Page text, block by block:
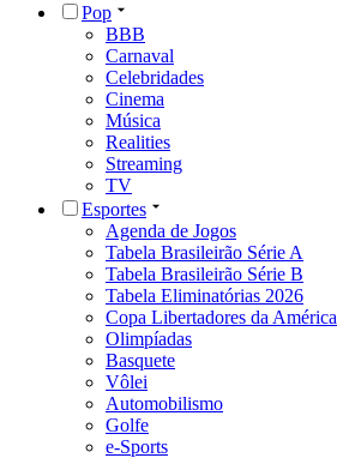
Pop
BBB
Carnaval
Celebridades
Cinema
Música
Realities
Streaming
TV
Esportes
Agenda de Jogos
Tabela Brasileirão Série A
Tabela Brasileirão Série B
Tabela Eliminatórias 2026
Copa Libertadores da América
Olimpíadas
Basquete
Vôlei
Automobilismo
Golfe
e-Sports